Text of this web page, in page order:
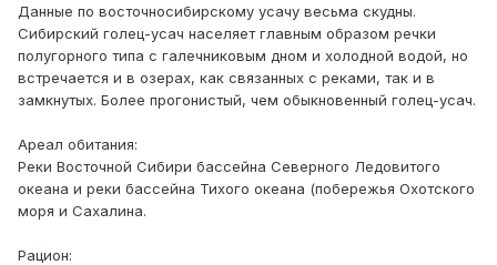
Данные по восточносибирскому усачу весьма скудны.
Сибирский голец-усач населяет главным образом речки
полугорного типа с галечниковым дном и холодной водой, но
встречается и в озерах, как связанных с реками, так и в
замкнутых. Более прогонистый, чем обыкновенный голец-усач.
Ареал обитания:
Реки Восточной Сибири бассейна Северного Ледовитого
океана и реки бассейна Тихого океана (побережья Охотского
моря и Сахалина.
Рацион: